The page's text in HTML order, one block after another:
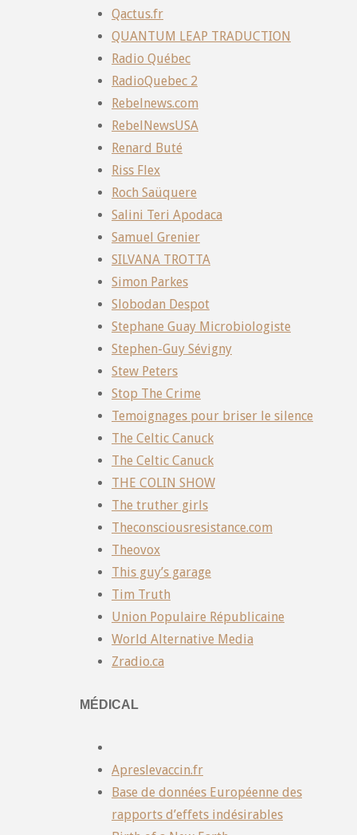
Qactus.fr
QUANTUM LEAP TRADUCTION
Radio Québec
RadioQuebec 2
Rebelnews.com
RebelNewsUSA
Renard Buté
Riss Flex
Roch Saüquere
Salini Teri Apodaca
Samuel Grenier
SILVANA TROTTA
Simon Parkes
Slobodan Despot
Stephane Guay Microbiologiste
Stephen-Guy Sévigny
Stew Peters
Stop The Crime
Temoignages pour briser le silence
The Celtic Canuck
The Celtic Canuck
THE COLIN SHOW
The truther girls
Theconsciousresistance.com
Theovox
This guy’s garage
Tim Truth
Union Populaire Républicaine
World Alternative Media
Zradio.ca
MÉDICAL
Apreslevaccin.fr
Base de données Européenne des
rapports d’effets indésirables